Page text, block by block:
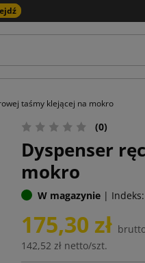
taśmy klejącej na mokro
(0)
Dyspenser
mokro
W magazynie| Indeks:
175,30 zł
142,52 zł netto/szt.